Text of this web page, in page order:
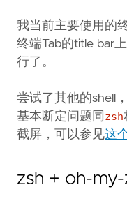
我当前主要使用的
终端Tab的title bar
行了。
尝试了其他的shell
基本断定问题同 zsh
截屏，可以参见这
zsh + oh-